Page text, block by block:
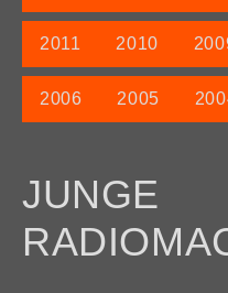
2011 2010
2006 2005
JUNGE